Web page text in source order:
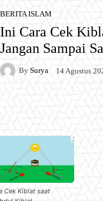
BERITA ISLAM
Ini Cara Cek
Jangan Sampai
By Surya 14 Agustus
Cek Kiblat saat